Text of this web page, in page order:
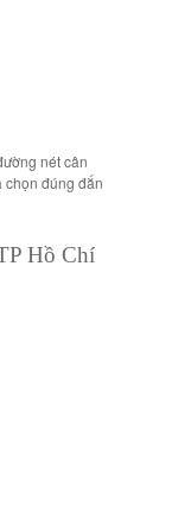
nét cân
chọn đúng đắn
Hồ Chí